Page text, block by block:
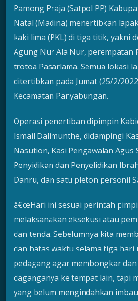
Pamong Praja (Satpol PP)
Natal (Madina) menertibkan
kaki lima (PKL) di tiga titik, yakni
Agung Nur Ala Nur, perempatan
trotoa Pasarlama. Semua lokasi
ditertibkan pada Jumat (25/2/
Kecamatan Panyabungan.
Operasi penertiban dipimpin
Ismail Dalimunthe, didampingi
Nasution, Kasi Pengawalan Agus
Penyidikan dan Penyelidikan
Danru, dan satu pleton personil
â€œHari ini sesuai perintah
melaksanakan eksekusi atau
dan tenda. Sebelumnya kita
dan batas waktu selama tiga hari
pedagang agar membongkar
daganganya ke tempat lain, tapi
yang belum mengindahkan